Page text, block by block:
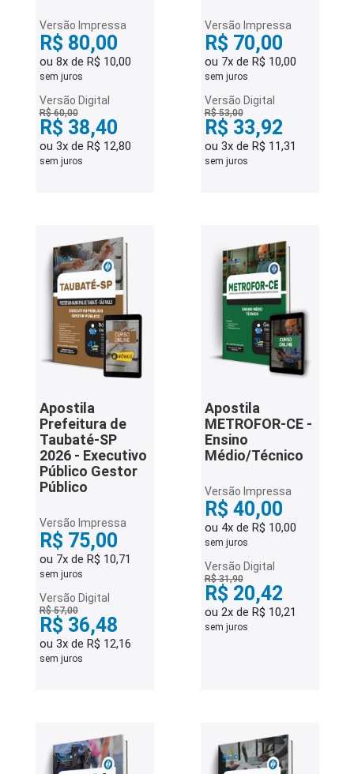
Versão Impressa
R$ 80,00
ou 8x de R$ 10,00
sem juros
Versão Digital
R$ 60,00
R$ 38,40
ou 3x de R$ 12,80
sem juros
Versão Impressa
R$ 70,00
ou 7x de R$ 10,00
sem juros
Versão Digital
R$ 53,00
R$ 33,92
ou 3x de R$ 11,31
sem juros
Apostila
Prefeitura de
Taubaté-SP
2026 - Executivo
Público Gestor
Público
Versão Impressa
R$ 75,00
ou 7x de R$ 10,71
sem juros
Versão Digital
R$ 57,00
R$ 36,48
ou 3x de R$ 12,16
sem juros
Apostila
METROFOR-CE -
Ensino
Médio/Técnico
Versão Impressa
R$ 40,00
ou 4x de R$ 10,00
sem juros
Versão Digital
R$ 31,90
R$ 20,42
ou 2x de R$ 10,21
sem juros